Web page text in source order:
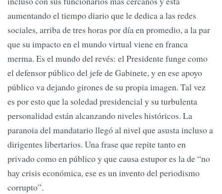
aumentando el tiempo diario que le dedica a las redes
sociales, arriba de tres horas por día en promedio, a la par
que su impacto en el mundo virtual viene en franca
merma. Es el mundo del revés: el Presidente funge como
el defensor público del jefe de Gabinete, y en ese apoyo
público va dejando girones de su propia imagen. Tal vez
es por esto que la soledad presidencial y su turbulenta
personalidad están alcanzando niveles históricos. La
paranoia del mandatario llegó al nivel que asusta incluso a
dirigentes libertarios. Una frase que repite tanto en
privado como en público y que causa estupor es la de “no
hay crisis económica, ese es un invento del periodismo
corrupto”.